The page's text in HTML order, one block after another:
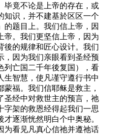
毕竟不论是上帝的存在，或
知识，并不建基於区区一个
的题目上。我们信上帝，因
帝。我们更坚信上帝，因为
後的规律和匠心设计。我们
，因为我们亲眼看到圣经预
列亡国二千年後复国），看
生智慧，使凡谨守遵行书中
蒙福。我们信耶稣是救主，
圣经中对救世主的预言，祂
字架的救恩经得起我们一思
才逐渐恍然明白个中奥秘。
为看见凡真心信祂并遵祂话